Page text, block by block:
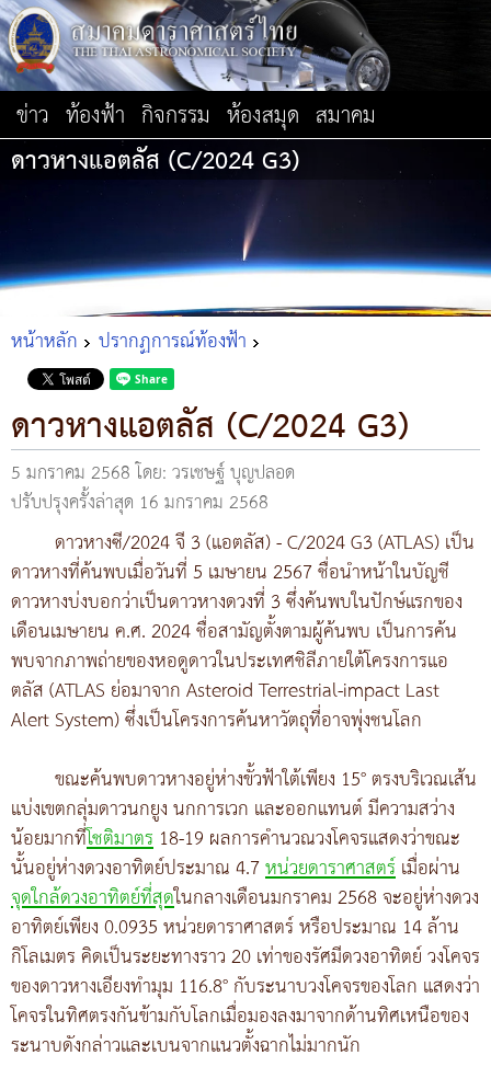
ข่าว ท้องฟ้า กิจกรรม ห้องสมุด สมาคม
ดาวหางแอตลัส (C/2024 G3)
หน้าหลัก ปรากฏการณ์ท้องฟ้า
ดาวหางแอตลัส (C/2024 G3)
5 มกราคม 2568โดย: วรเชษฐ์ บุญปลอด
ปรับปรุงครั้งล่าสุด 16 มกราคม 2568
ดาวหางซี/2024 จี 3 (แอตลัส) - C/2024 G3 (ATLAS) เป็น
ดาวหางที่ค้นพบเมื่อวันที่ 5 เมษายน 2567 ชื่อนำหน้าในบัญชี
ดาวหางบ่งบอกว่าเป็นดาวหางดวงที่ 3 ซึ่งค้นพบในปักษ์แรกของ
เดือนเมษายน ค.ศ. 2024 ชื่อสามัญตั้งตามผู้ค้นพบ เป็นการค้น
พบจากภาพถ่ายของหอดูดาวในประเทศชิลีภายใต้โครงการแอ
ตลัส (ATLAS ย่อมาจาก Asteroid Terrestrial-impact Last
Alert System) ซึ่งเป็นโครงการค้นหาวัตถุที่อาจพุ่งชนโลก
ขณะค้นพบดาวหางอยู่ห่างขั้วฟ้าใต้เพียง 15° ตรงบริเวณเส้น
แบ่งเขตกลุ่มดาวนกยูง นกการเวก และออกแทนต์ มีความสว่าง
น้อยมากที่โชติมาตร 18-19 ผลการคำนวณวงโคจรแสดงว่าขณะ
นั้นอยู่ห่างดวงอาทิตย์ประมาณ 4.7หน่วยดาราศาสตร์เมื่อผ่าน
จุดใกล้ดวงอาทิตย์ที่สุดในกลางเดือนมกราคม 2568 จะอยู่ห่างดวง
อาทิตย์เพียง 0.0935 หน่วยดาราศาสตร์ หรือประมาณ 14 ล้าน
กิโลเมตร คิดเป็นระยะทางราว 20 เท่าของรัศมีดวงอาทิตย์ วงโคจร
ของดาวหางเอียงทำมุม 116.8° กับระนาบวงโคจรของโลก แสดงว่า
โคจรในทิศตรงกันข้ามกับโลกเมื่อมองลงมาจากด้านทิศเหนือของ
ระนาบดังกล่าวและเบนจากแนวตั้งฉากไม่มากนัก